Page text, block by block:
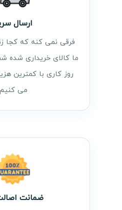
ارسال
فرقی نمی کنه که کجا
روز کاری با کمترین
می
ضمانت